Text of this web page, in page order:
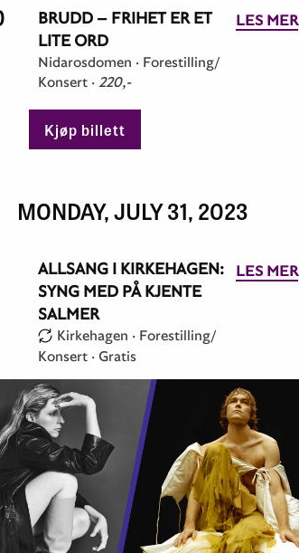
BRUDD – FRIHET ER ET
LITE ORD
Nidarosdomen · Forestilling/
Konsert· 220,-
LES MER
Kjøp billett
MONDAY, JULY 31, 2023
ALLSANG I KIRKEHAGEN:
SYNG MED PÅ KJENTE
SALMER
Kirkehagen · Forestilling/
Konsert· Gratis
LES MER